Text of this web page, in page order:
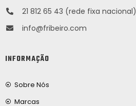
21 812 65 43 (rede fixa nacional)
info@fribeiro.com
INFORMAÇÃO
Sobre Nós
Marcas